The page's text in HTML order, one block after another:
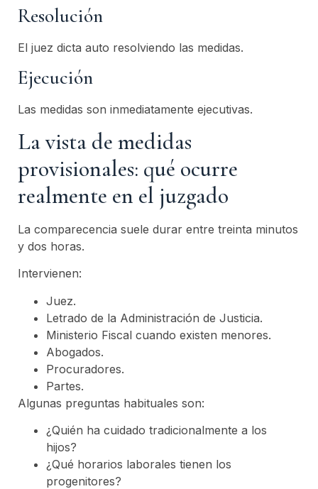
Resolución
El juez dicta auto resolviendo las medidas.
Ejecución
Las medidas son inmediatamente ejecutivas.
La vista de medidas
provisionales: qué ocurre
realmente en el juzgado
La comparecencia suele durar entre treinta minutos
y dos horas.
Intervienen:
Juez.
Letrado de la Administración de Justicia.
Ministerio Fiscal cuando existen menores.
Abogados.
Procuradores.
Partes.
Algunas preguntas habituales son:
¿Quién ha cuidado tradicionalmente a los
hijos?
¿Qué horarios laborales tienen los
progenitores?